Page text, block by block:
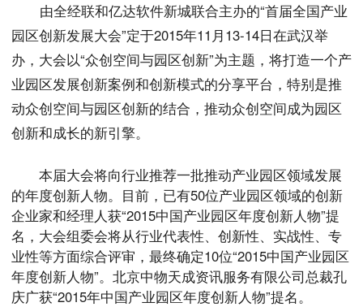
由全经联和亿达软件新城联合主办的“首届全国产业
园区创新发展大会”定于2015年11月13-14日在武汉举
办，大会以“众创空间与园区创新”为主题，将打造一个产
业园区发展创新案例和创新模式的分享平台，特别是推
动众创空间与园区创新的结合，推动众创空间成为园区
创新和成长的新引擎。
本届大会将向行业推荐一批推动产业园区领域发展
的年度创新人物。目前，已有50位产业园区领域的创新
企业家和经理人获“2015中国产业园区年度创新人物”提
名，大会组委会将从行业代表性、创新性、实战性、专
业性等方面综合评审，最终确定10位“2015中国产业园区
年度创新人物”。北京中物天成资讯服务有限公司总裁孔
庆广获“2015年中国产业园区年度创新人物”提名。